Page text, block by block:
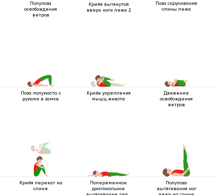
Полупоза
освобождения
ветров
Крийя вытянутой
вверх ноги лежа 2
Поза скручивания
спины лежа
Поза полумоста с
руками в замке
Крийя укрепления
мышц живота
Движение
освобождения
ветров
Крийя перекат на
спине
Попеременное
диагональное
Полупоза
вытягивания ног